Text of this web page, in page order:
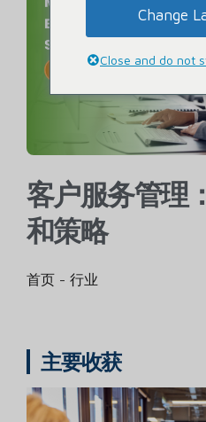
客户服务管理
和策略
首页 - 行业
主要收获
Change
Close and do not